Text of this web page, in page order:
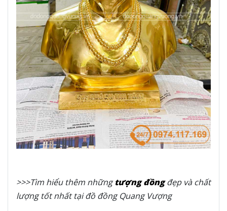
>>>Tìm hiểu thêm nhữngtượng đồngđẹp và chất
lượng tốt nhất tại đồ đồng Quang Vượng